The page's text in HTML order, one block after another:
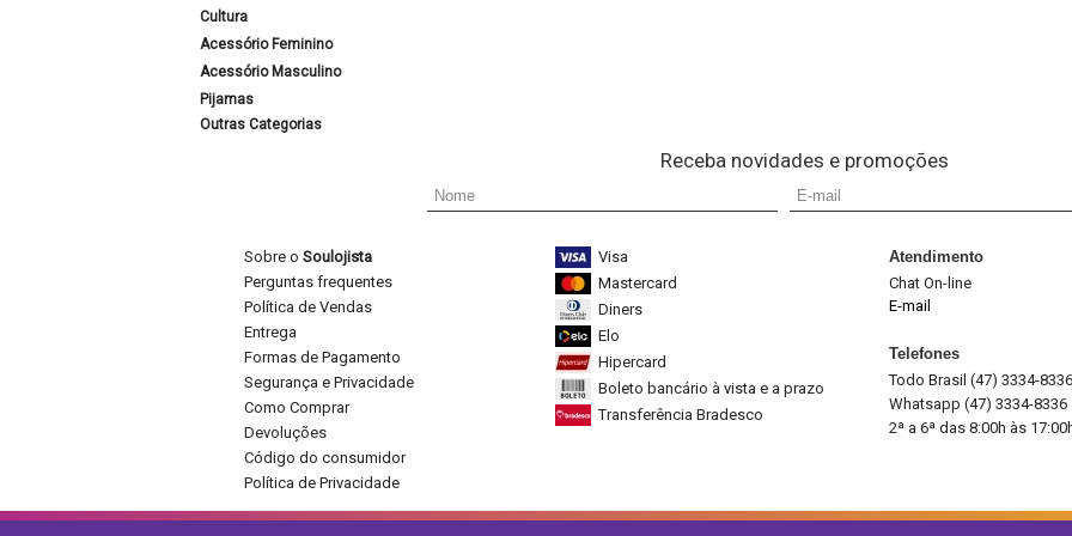
Cultura
Acessório Feminino
Acessório Masculino
Pijamas
Outras Categorias
Receba novidades e promoções
Sobre o Soulojista
Perguntas frequentes
Política de Vendas
Entrega
Formas de Pagamento
Segurança e Privacidade
Como Comprar
Devoluções
Código do consumidor
Política de Privacidade
Visa
Mastercard
Diners
Elo
Hipercard
Boleto bancário à vista e a prazo
Transferência Bradesco
Atendimento
Chat On-line
E-mail
Telefones
Todo Brasil (47) 3334-8336
Whatsapp (47) 3334-8336
2ª a 6ª das 8:00h às